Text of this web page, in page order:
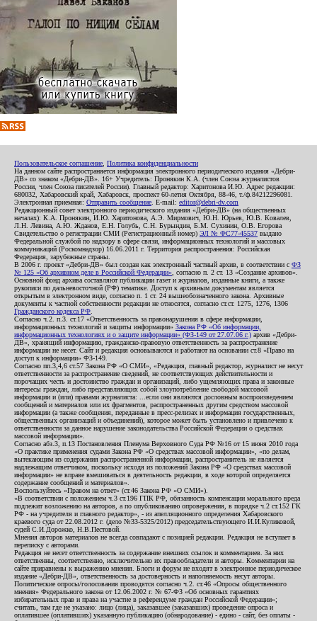
Пользовательское соглашение Политика конфиденциальности
На данном сайте распространяется информация электронного периодического издания «Дебри-
ДВ» со знаком «Дебри-ДВ». 16+ Учредитель: Пронякин К.А. (член Союза журналистов
России, член Союза писателей России). Главный редактор: Харитонова И.Ю. Адрес редакции:
680032, Хабаровский край, Хабаровск, проспект 60-летия Октября, 88-46, т./ф.84212296081.
Электронная приемная: Отправить сообщение . E-mail: editor@debri-dv.com
Редакционный совет электронного периодического издания «Дебри-ДВ» (на общественных
началах): К.А. Пронякин, И.Ю. Харитонова, А.Э. Мирмович, Ю.Н. Юрьев, Ю.В. Ковалев,
Л.Н. Левина, А.Ю. Жданов, Е.Н. Голубь, С.Н. Бурындин, Б.М. Сухинин, О.В. Егорова
Свидетельство о регистрации СМИ (Регистрационный номер) ЭЛ № ФС77-45537 выдано
Федеральной службой по надзору в сфере связи, информационных технологий и массовых
коммуникаций (Роскомнадзор) 16.06.2011 г. Территория распространения: Российская
Федерация, зарубежные страны.
В 2006 г. проект «Дебри-ДВ» был создан как электронный частный архив, в соответствии с ФЗ
№ 125 «Об архивном деле в Российской Федерации» , согласно п. 2 ст. 13 «Создание архивов».
Основной фонд архива составляют публикации газет и журналов, изданные книги, а также
рукописи по дальневосточной (РФ) тематике. Доступ к архивным документам является
открытым в электронном виде, согласно п. 1 ст. 24 вышеобозначенного закона. Архивные
документы к частной собственности редакции не относятся, согласно ст.ст. 1275, 1276, 1306
Гражданского кодекса РФ
Согласно ч.2. п.3. ст.17 «Ответственность за правонарушения в сфере информации,
информационных технологий и защиты информации» Закона РФ «Об информации,
информационных технологиях и о защите информации» (ФЗ-149 от 27.07.06 г.) архив «Дебри-
ДВ», хранящий информацию, гражданско-правовую ответственность за распространение
информации не несет. Сайт и редакция основываются и работают на основании ст.8 «Право на
доступ к информации» ФЗ-149.
Согласно пп.3,4,6 ст.57 Закона РФ «О СМИ», «Редакция, главный редактор, журналист не несут
ответственности за распространение сведений, не соответствующих действительности и
порочащих честь и достоинство граждан и организаций, либо ущемляющих права и законные
интересы граждан, либо представляющих собой злоупотребление свободой массовой
информации и (или) правами журналиста: ...если они являются дословным воспроизведением
сообщений и материалов или их фрагментов, распространенных другим средством массовой
информации (а также сообщения, переданные в пресс-релизах и информация государственных,
общественных организаций и объединений), которое может быть установлено и привлечено к
ответственности за данное нарушение законодательства Российской Федерации о средствах
массовой информации».
Согласно абз.3, п.13 Постановления Пленума Верховного Суда РФ №16 от 15 июня 2010 года
«О практике применения судами Закона РФ «О средствах массовой информации», «по делам,
вытекающим из содержания распространенной информации, распространитель не является
надлежащим ответчиком, поскольку исходя из положений Закона РФ «О средствах массовой
информации» не вправе вмешиваться в деятельность редакции, в ходе которой определяется
содержание сообщений и материалов».
Воспользуйтесь «Правом на ответ» (ст.46 Закона РФ «О СМИ»).
«В соответствии с положением ч.3 ст.196 ГПК РФ, обязанность компенсации морального вреда
подлежит возложению на авторов, а по опубликованию опровержения, в порядке ч.2 ст.152 ГК
РФ - на учредителя и главного редактор», - из апелляционного определения Хабаровского
краевого суда от 22.08.2012 г. (дело №33-5325/2012) председательствующего И.И.Куликовой,
судей С.И.Дорожко, Н.В.Пестовой.
Мнения авторов материалов не всегда совпадают с позицией редакции. Редакция не вступает в
переписку с авторами.
Редакция не несет ответственность за содержание внешних ссылок и комментариев. За них
ответственны, соответственно, исключительно их правообладатели и авторы. Комментарии на
сайте приравнены к выражению мнения. Блоги и форум не входят в электронное периодическое
издание «Дебри-ДВ», ответственность за достоверность и наполняемость несут авторы.
Политические опросы/голосования проводятся согласно ч.2. ст.46 «Опросы общественного
мнения» Федерального закона от 12.06.2002 г. № 67-ФЗ «Об основных гарантиях
избирательных прав и права на участие в референдуме граждан Российской Федерации»;
считать, там где не указано: лицо (лица), заказавшее (заказавших) проведение опроса и
оплатившее (оплативших) указанную публикацию (обнародование) - едино - сайт, без оплаты -